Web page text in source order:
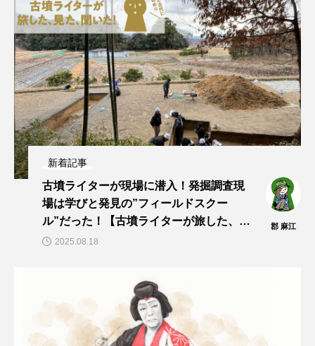
新着記事
古墳ライターが現場に潜入！発掘調査現
場は学びと発見の”フィールドスクー
ル”だった！【古墳ライターが旅した、見
た、聞いた！vol.13】
郡 麻江
2025.08.18